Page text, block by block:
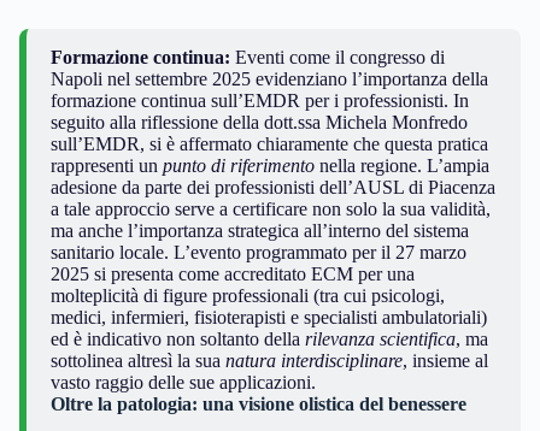
Formazione continua: Eventi come il congresso di
Napoli nel settembre 2025 evidenziano l’importanza della
formazione continua sull’EMDR per i professionisti. In
seguito alla riflessione della dott.ssa Michela Monfredo
sull’EMDR, si è affermato chiaramente che questa pratica
rappresenti un punto di riferimentonella regione. L’ampia
adesione da parte dei professionisti dell’AUSL di Piacenza
a tale approccio serve a certificare non solo la sua validità,
ma anche l’importanza strategica all’interno del sistema
sanitario locale. L’evento programmato per il 27 marzo
2025 si presenta come accreditato ECM per una
molteplicità di figure professionali (tra cui psicologi,
medici, infermieri, fisioterapisti e specialisti ambulatoriali)
ed è indicativo non soltanto della rilevanza scientifica, ma
sottolinea altresì la sua natura interdisciplinare, insieme al
vasto raggio delle sue applicazioni.
Oltre la patologia: una visione olistica del benessere